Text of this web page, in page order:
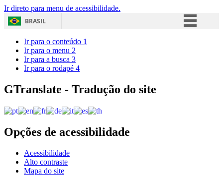
Ir direto para menu de acessibilidade.
BRASIL
Acesso à informação
Ir para o conteúdo 1
Ir para o menu 2
Ir para a busca 3
Ir para o rodapé 4
GTranslate - Tradução do site
Opções de acessibilidade
Acessibilidade
Alto contraste
Mapa do site